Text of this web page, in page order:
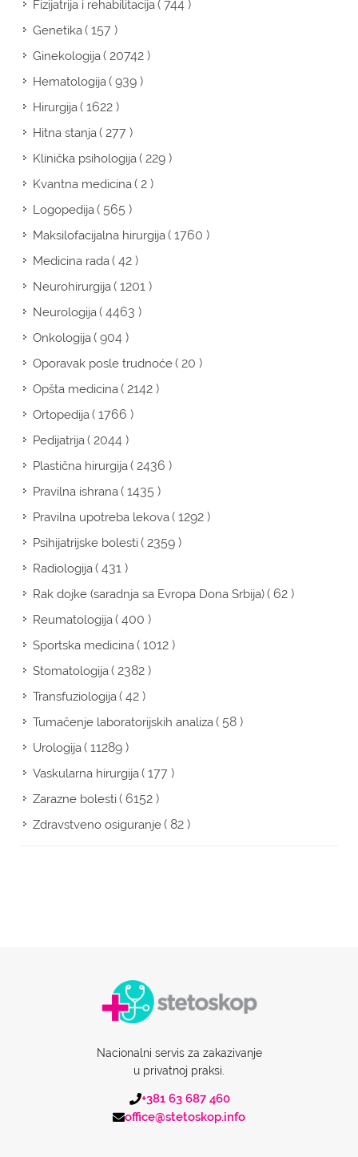
Fizijatrija i rehabilitacija( 744 )
Genetika( 157 )
Ginekologija( 20742 )
Hematologija( 939 )
Hirurgija( 1622 )
Hitna stanja( 277 )
Klinička psihologija( 229 )
Kvantna medicina( 2 )
Logopedija( 565 )
Maksilofacijalna hirurgija( 1760 )
Medicina rada( 42 )
Neurohirurgija( 1201 )
Neurologija( 4463 )
Onkologija( 904 )
Oporavak posle trudnoće( 20 )
Opšta medicina( 2142 )
Ortopedija( 1766 )
Pedijatrija( 2044 )
Plastična hirurgija( 2436 )
Pravilna ishrana( 1435 )
Pravilna upotreba lekova( 1292 )
Psihijatrijske bolesti( 2359 )
Radiologija( 431 )
Rak dojke (saradnja sa Evropa Dona Srbija)( 62 )
Reumatologija( 400 )
Sportska medicina( 1012 )
Stomatologija( 2382 )
Transfuziologija( 42 )
Tumačenje laboratorijskih analiza( 58 )
Urologija( 11289 )
Vaskularna hirurgija( 177 )
Zarazne bolesti( 6152 )
Zdravstveno osiguranje( 82 )
Nacionalni servis za zakazivanje
u privatnoj praksi.
+381 63 687 460
office@stetoskop.info